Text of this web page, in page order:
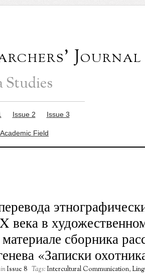
Journal
Studies
Issue 2 Issue 3
Field
века в
сборника
«Записки
inIssue 8 Tags: Intercultural Communication,